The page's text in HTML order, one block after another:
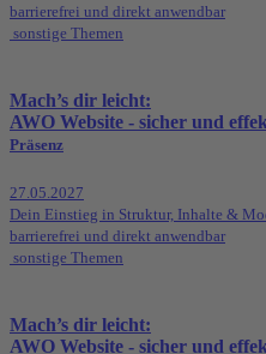
barrierefrei und direkt anwendbar
sonstige Themen
Mach’s dir leicht:
AWO Website - sicher und
Präsenz
27.05.2027
Dein Einstieg in Struktur, Inhalte &
barrierefrei und direkt anwendbar
sonstige Themen
Mach’s dir leicht:
AWO Website - sicher und